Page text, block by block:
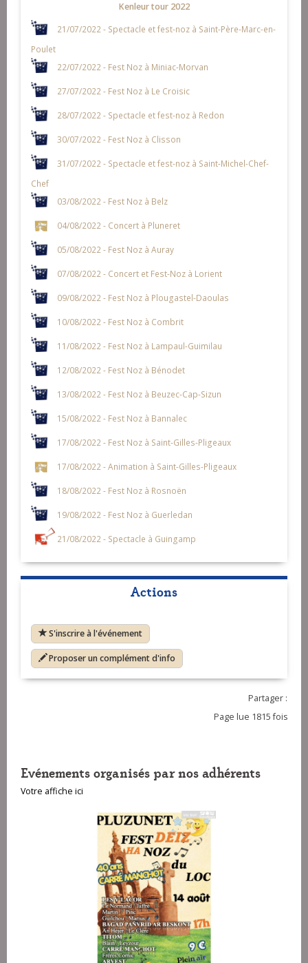
Kenleur tour 2022
21/07/2022 - Spectacle et fest-noz à Saint-Père-Marc-en-
Poulet
22/07/2022 - Fest Noz à Miniac-Morvan
27/07/2022 - Fest Noz à Le Croisic
28/07/2022 - Spectacle et fest-noz à Redon
30/07/2022 - Fest Noz à Clisson
31/07/2022 - Spectacle et fest-noz à Saint-Michel-Chef-
Chef
03/08/2022 - Fest Noz à Belz
04/08/2022 - Concert à Pluneret
05/08/2022 - Fest Noz à Auray
07/08/2022 - Concert et Fest-Noz à Lorient
09/08/2022 - Fest Noz à Plougastel-Daoulas
10/08/2022 - Fest Noz à Combrit
11/08/2022 - Fest Noz à Lampaul-Guimilau
12/08/2022 - Fest Noz à Bénodet
13/08/2022 - Fest Noz à Beuzec-Cap-Sizun
15/08/2022 - Fest Noz à Bannalec
17/08/2022 - Fest Noz à Saint-Gilles-Pligeaux
17/08/2022 - Animation à Saint-Gilles-Pligeaux
18/08/2022 - Fest Noz à Rosnoën
19/08/2022 - Fest Noz à Guerledan
21/08/2022 - Spectacle à Guingamp
Actions
S'inscrire à l'événement
Proposer un complément d'info
Partager :
Page lue 1815 fois
Evénements organisés par nos adhérents
Votre affiche ici